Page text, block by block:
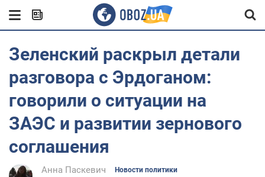
Зеленский раскрыл детали
разговора с Эрдоганом:
говорили о ситуации на
ЗАЭС и развитии зернового
соглашения
Анна Паскевич Новости политики